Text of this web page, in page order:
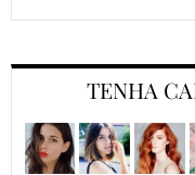
TENHA